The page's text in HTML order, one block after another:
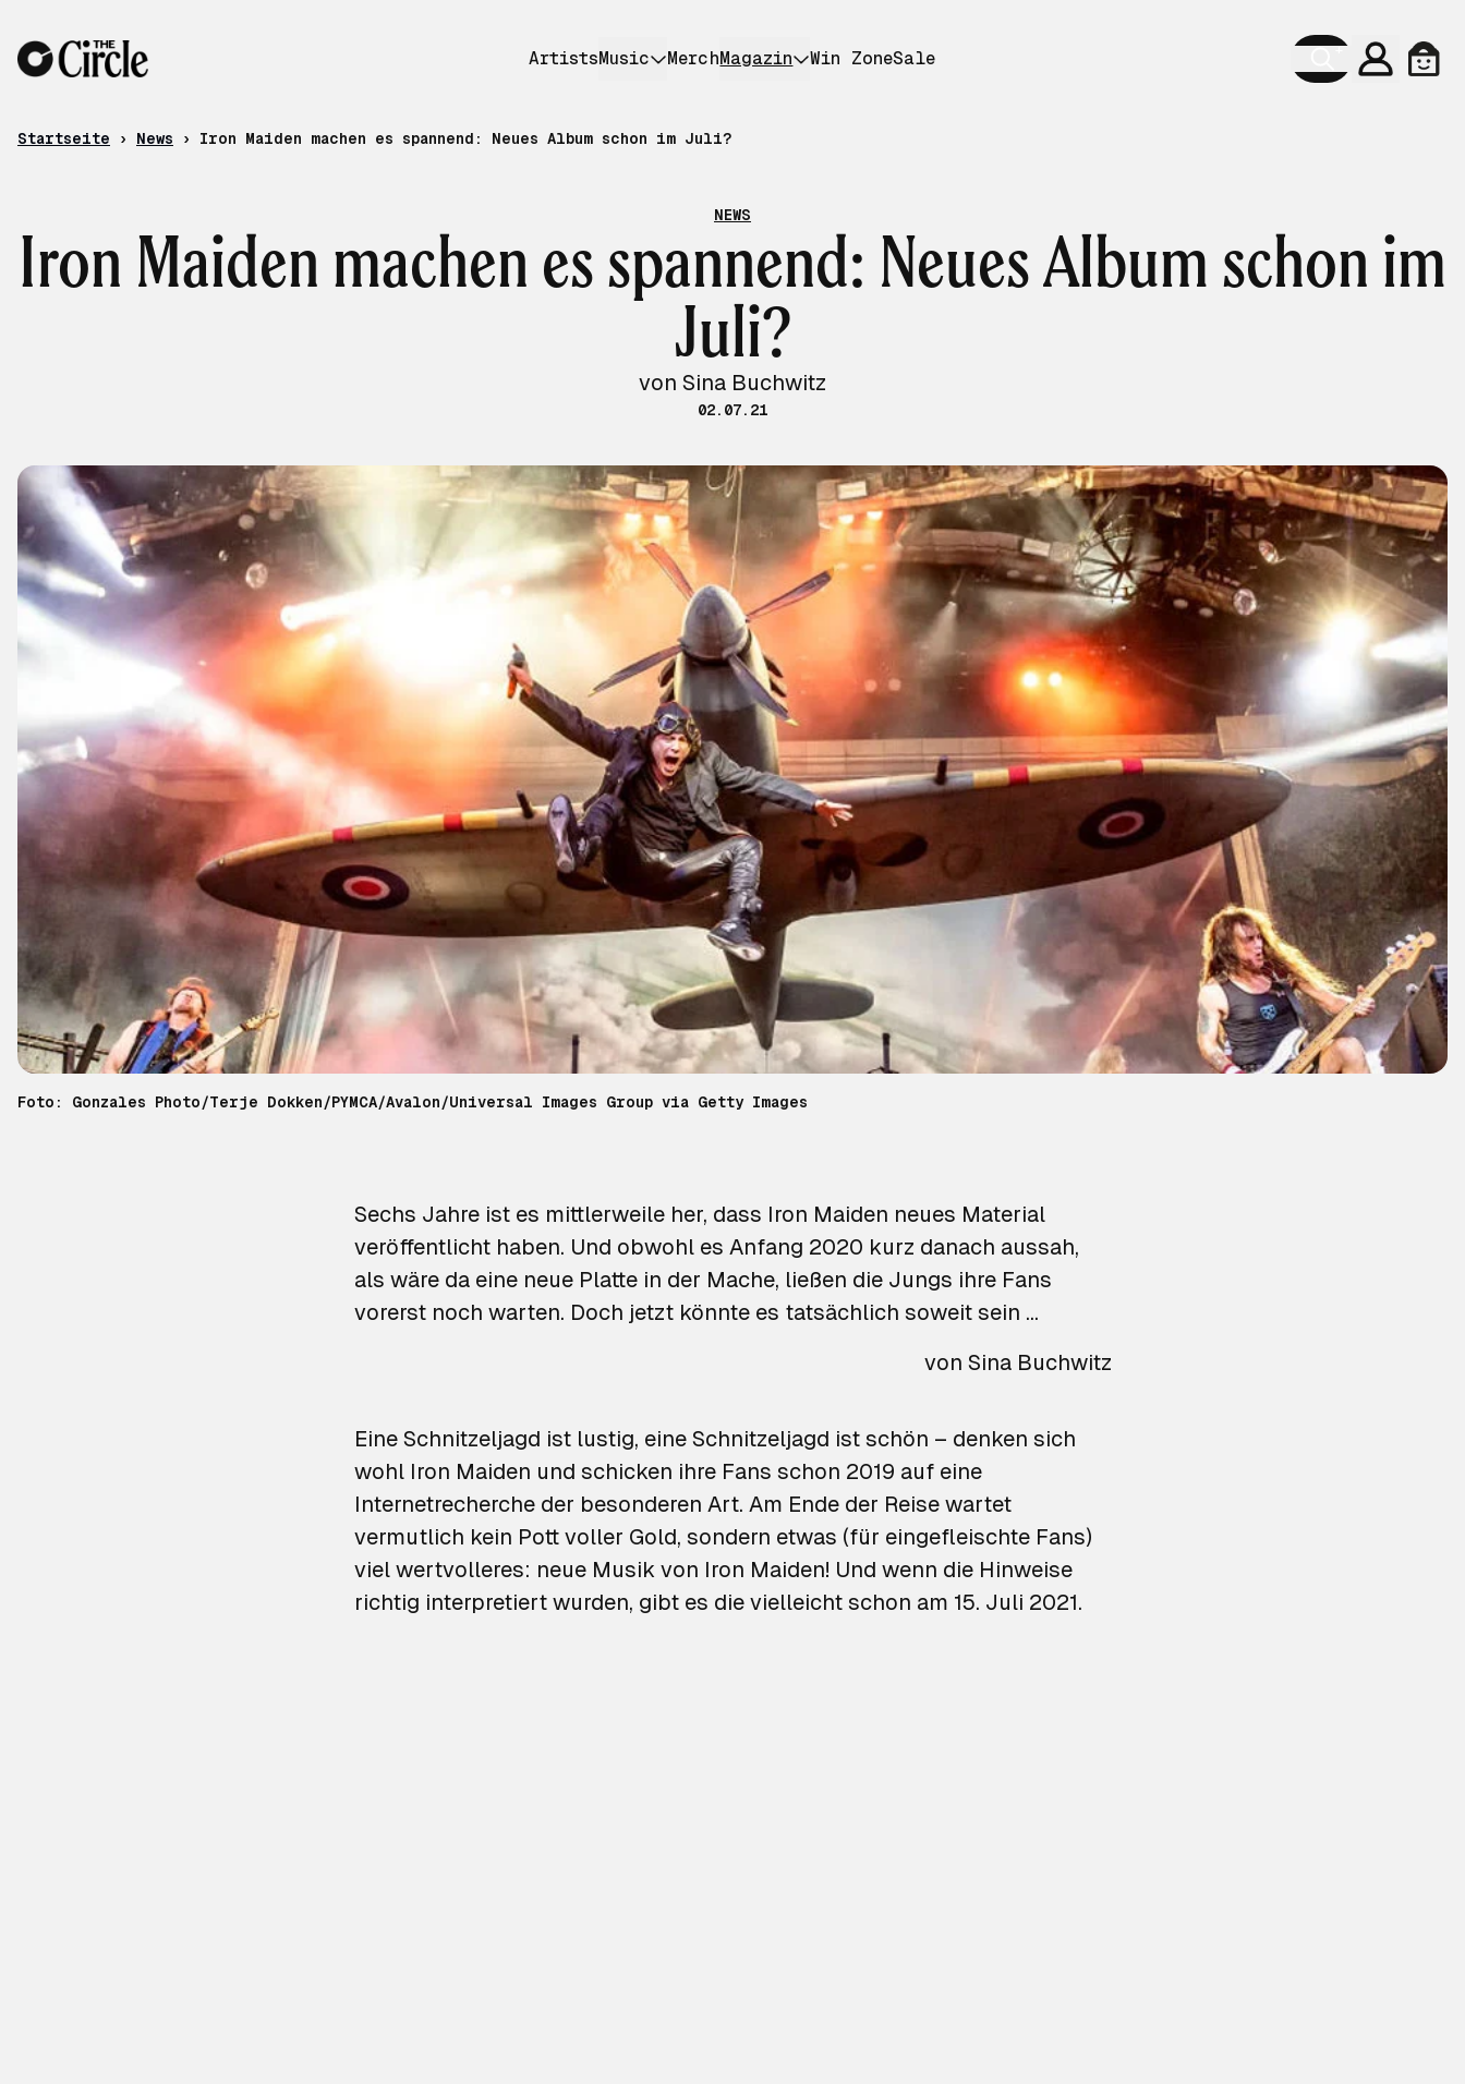
ArtistsMusic MerchMagazin Win ZoneSale
Konto
Startseite › News › Iron Maiden machen es spannend: Neues Album schon im Juli?
NEWS
Iron Maiden machen es spannend: Neues Album schon im
Juli?
von Sina Buchwitz
02.07.21
Foto: Gonzales Photo/Terje Dokken/PYMCA/Avalon/Universal Images Group via Getty Images
Sechs Jahre ist es mittlerweile her, dass Iron Maiden neues Material
veröffentlicht haben. Und obwohl es Anfang 2020 kurz danach aussah,
als wäre da eine neue Platte in der Mache, ließen die Jungs ihre Fans
vorerst noch warten. Doch jetzt könnte es tatsächlich soweit sein …
von Sina Buchwitz
Eine Schnitzeljagd ist lustig, eine Schnitzeljagd ist schön – denken sich
wohl Iron Maiden und schicken ihre Fans schon 2019 auf eine
Internetrecherche der besonderen Art. Am Ende der Reise wartet
vermutlich kein Pott voller Gold, sondern etwas (für eingefleischte Fans)
viel wertvolleres: neue Musik von Iron Maiden! Und wenn die Hinweise
richtig interpretiert wurden, gibt es die vielleicht schon am 15. Juli 2021.